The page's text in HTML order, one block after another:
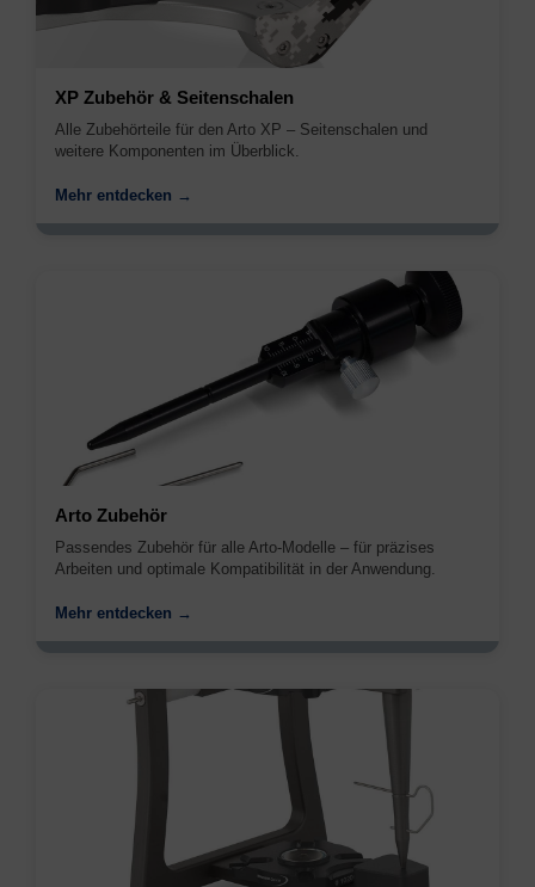
XP Zubehör & Seitenschalen
Alle Zubehörteile für den Arto XP – Seitenschalen und
weitere Komponenten im Überblick.
Mehr entdecken →
Arto Zubehör
Passendes Zubehör für alle Arto-Modelle – für präzises
Arbeiten und optimale Kompatibilität in der Anwendung.
Mehr entdecken →